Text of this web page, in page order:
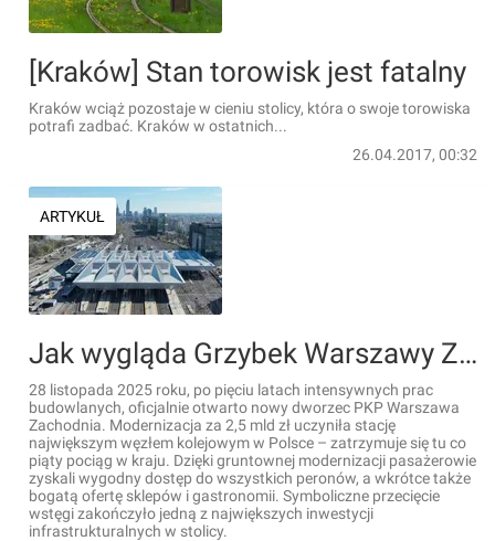
[Kraków] Stan torowisk jest fatalny
Kraków wciąż pozostaje w cieniu stolicy, która o swoje torowiska
potrafi zadbać. Kraków w ostatnich...
26.04.2017, 00:32
ARTYKUŁ
Jak wygląda Grzybek Warszawy Zachodniej i jakie sklepy otworzyły się po kwartale od otwarcia? [FILM]
28 listopada 2025 roku, po pięciu latach intensywnych prac
budowlanych, oficjalnie otwarto nowy dworzec PKP Warszawa
Zachodnia. Modernizacja za 2,5 mld zł uczyniła stację
największym węzłem kolejowym w Polsce – zatrzymuje się tu co
piąty pociąg w kraju. Dzięki gruntownej modernizacji pasażerowie
zyskali wygodny dostęp do wszystkich peronów, a wkrótce także
bogatą ofertę sklepów i gastronomii. Symboliczne przecięcie
wstęgi zakończyło jedną z największych inwestycji
infrastrukturalnych w stolicy.